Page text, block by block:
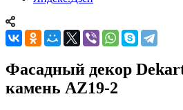
Фасадный декор
камень AZ19-2